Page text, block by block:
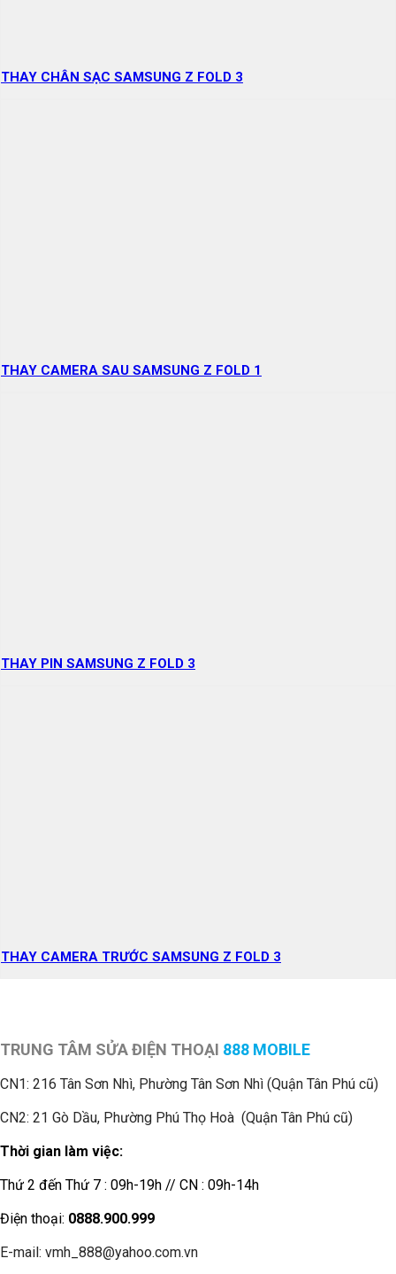
THAY CHÂN SẠC SAMSUNG Z FOLD 3
THAY CAMERA SAU SAMSUNG Z FOLD 1
THAY PIN SAMSUNG Z FOLD 3
THAY CAMERA TRƯỚC SAMSUNG Z FOLD 3
TRUNG TÂM SỬA ĐIỆN THOẠI 888 MOBILE
CN1: 216 Tân Sơn Nhì, Phường Tân Sơn Nhì (Quận Tân Phú cũ)
CN2: 21 Gò Dầu, Phường Phú Thọ Hoà (Quận Tân Phú cũ)
Thời gian làm việc:
Thứ 2 đến Thứ 7 : 09h-19h // CN : 09h-14h
Điện thoại: 0888.900.999
E-mail: vmh_888@yahoo.com.vn